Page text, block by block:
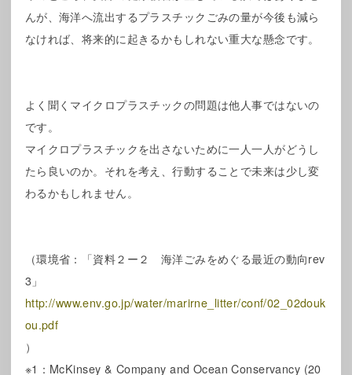
んが、海洋へ流出するプラスチックごみの量が今後も減ら
なければ、将来的に起きるかもしれない重大な懸念です。
よく聞くマイクロプラスチックの問題は他人事ではないの
です。
マイクロプラスチックを出さないために一人一人がどうし
たら良いのか。それを考え、行動することで未来は少し変
わるかもしれません。
（環境省：「資料２ー２ 海洋ごみをめぐる最近の動向rev
3」
http://www.env.go.jp/water/marirne_litter/conf/02_02douk
ou.pdf
）
※1：McKinsey & Company and Ocean Conservancy (20